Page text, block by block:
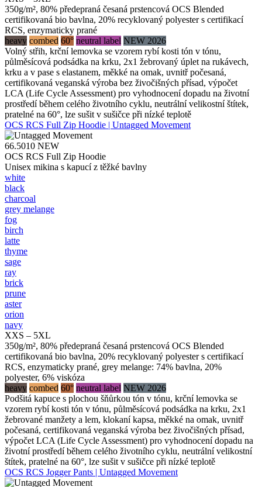
350g/m², 80% předepraná česaná prstencová OCS Blended
certifikovaná bio bavlna, 20% recyklovaný polyester s certifikací
RCS, enzymaticky prané
heavy combed 60° neutral label NEW 2026
Volný střih, krční lemovka se vzorem rybí kosti tón v tónu,
půlměsícová podsádka na krku, 2x1 žebrovaný úplet na rukávech,
krku a v pase s elastanem, měkké na omak, uvnitř počesaná,
certifikovaná veganská výroba bez živočišných přísad, výpočet
LCA (Life Cycle Assessment) pro vyhodnocení dopadu na životní
prostředí během celého životního cyklu, neutrální velikostní štítek,
pratelné na 60°, lze sušit v sušičce při nízké teplotě
OCS RCS Full Zip Hoodie | Untagged Movement
66.5010 NEW
OCS RCS Full Zip Hoodie
Unisex mikina s kapucí z těžké bavlny
white
black
charcoal
grey melange
fog
birch
latte
thyme
sage
ray
brick
prune
aster
orion
navy
XXS – 5XL
350g/m², 80% předepraná česaná prstencová OCS Blended
certifikovaná bio bavlna, 20% recyklovaný polyester s certifikací
RCS, enzymaticky prané, grey melange: 74% bavlna, 20%
polyester, 6% viskóza
heavy combed 60° neutral label NEW 2026
Podšitá kapuce s plochou šňůrkou tón v tónu, krční lemovka se
vzorem rybí kosti tón v tónu, půlměsícová podsádka na krku, 2x1
žebrované manžety a lem, klokaní kapsa, měkké na omak, uvnitř
počesaná, certifikovaná veganská výroba bez živočišných přísad,
výpočet LCA (Life Cycle Assessment) pro vyhodnocení dopadu na
životní prostředí během celého životního cyklu, neutrální velikostní
štítek, pratelné na 60°, lze sušit v sušičce při nízké teplotě
OCS RCS Jogger Pants | Untagged Movement